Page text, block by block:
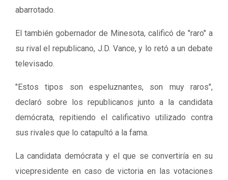
abarrotado.
El también gobernador de Minesota, calificó de "raro" a
su rival el republicano, J.D. Vance, y lo retó a un debate
televisado.
"Estos tipos son espeluznantes, son muy raros",
declaró sobre los republicanos junto a la candidata
demócrata, repitiendo el calificativo utilizado contra
sus rivales que lo catapultó a la fama.
La candidata demócrata y el que se convertiría en su
vicepresidente en caso de victoria en las votaciones